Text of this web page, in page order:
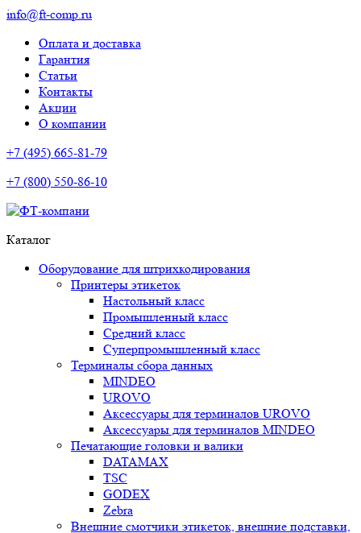
info@ft-comp.ru
Оплата и доставка
Гарантия
Статьи
Контакты
Акции
О компании
+7 (495) 665-81-79
+7 (800) 550-86-10
Каталог
Оборудование для штрихкодирования
Принтеры этикеток
Настольный класс
Промышленный класс
Средний класс
Суперпромышленный класс
Терминалы сбора данных
MINDEO
UROVO
Аксессуары для терминалов UROVO
Аксессуары для терминалов MINDEO
Печатающие головки и валики
DATAMAX
TSC
GODEX
Zebra
Внешние смотчики этикеток, внешние подставки,